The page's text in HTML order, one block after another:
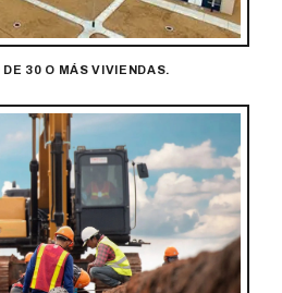
30 O MÁS VIVIENDAS.